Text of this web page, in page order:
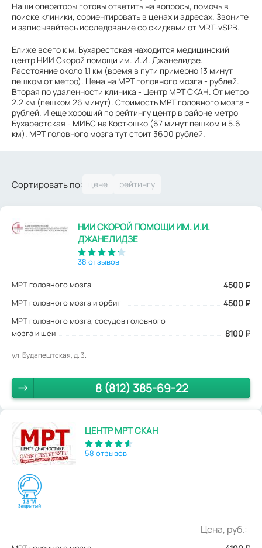
Наши операторы готовы ответить на вопросы, помочь в
поиске клиники, сориентировать в ценах и адресах. Звоните
и записывайтесь исследование со скидками от MRT-vSPB.
Ближе всего к м. Бухарестская находится медицинский
центр НИИ Скорой помощи им. И.И. Джанелидзе.
Расстояние около 1.1 км (время в пути примерно 13 минут
пешком от метро). Цена на МРТ головного мозга - рублей.
Вторая по удаленности клиника - Центр МРТ СКАН. От метро
2.2 км (пешком 26 минут). Стоимость МРТ головного мозга -
рублей. И еще хороший по рейтингу центр в районе метро
Бухарестская - МИБС на Костюшко (67 минут пешком и 5.6
км). МРТ головного мозга тут стоит 3600 рублей.
Сортировать по:
НИИ СКОРОЙ ПОМОЩИ ИМ. И.И.
ДЖАНЕЛИДЗЕ
38 отзывов
МРТ головного мозга 4500 ₽
МРТ головного мозга и орбит 4500 ₽
МРТ головного мозга, сосудов головного
мозга и шеи
8100 ₽
ул. Будапештская, д. 3.
8 (812) 385-69-22
ЦЕНТР МРТ СКАН
58 отзывов
Цена, руб.: